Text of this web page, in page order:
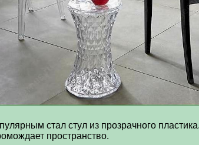
стал стул из прозрачного
пространство.